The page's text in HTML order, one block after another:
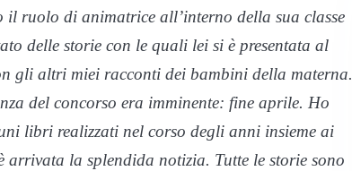
ruolo di animatrice all’interno della sua classe
delle storie con le quali lei si è presentata al
gli altri miei racconti dei bambini della materna.
del concorso era imminente: fine aprile. Ho
libri realizzati nel corso degli anni insieme ai
la splendida notizia. Tutte le storie sono